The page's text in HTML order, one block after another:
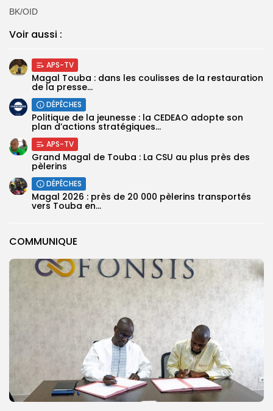
COMMUNIQUE
BK/OID
Voir aussi :
APS-TV
Magal Touba : dans les coulisses de la restauration
de la presse...
DÉPÊCHES
Politique de la jeunesse : la CEDEAO adopte son
plan d’actions stratégiques...
APS-TV
Grand Magal de Touba : La CSU au plus près des
pèlerins
DÉPÊCHES
Magal 2026 : près de 20 000 pèlerins transportés
vers Touba en...